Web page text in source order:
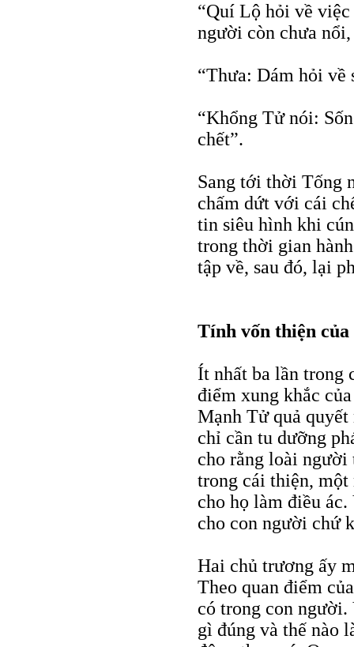
“Quí Lộ hỏi về
người còn chưa
“Thưa: Dám hỏi về
“Khổng Tử nói:
chết”.
Sang tới thời Tống
chấm dứt với cái
tin siêu hình khi
trong thời gian
tập về, sau đó, lại
Tính vốn thiện của
Ít nhất ba lần trong
điểm xung khắc
Mạnh Tử quả
chỉ cần tu dưỡng
cho rằng loài người
trong cái thiện, một
cho họ làm điều
cho con người chứ
Hai chủ trương ấy
Theo quan điểm
có trong con người.
gì đúng và thế nào